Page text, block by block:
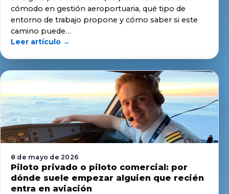
cómodo en gestión aeroportuaria, qué tipo de
entorno de trabajo propone y cómo saber si este
camino puede…
Leer artículo →
8 de mayo de 2026
Piloto privado o piloto comercial: por
dónde suele empezar alguien que recién
entra en aviación